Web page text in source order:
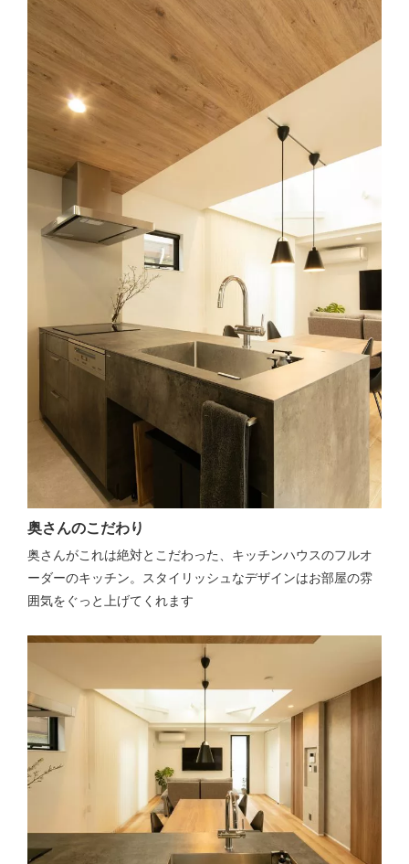
奥さんのこだわり
奥さんがこれは絶対とこだわった、キッチンハウスのフルオ
ーダーのキッチン。スタイリッシュなデザインはお部屋の雰
囲気をぐっと上げてくれます